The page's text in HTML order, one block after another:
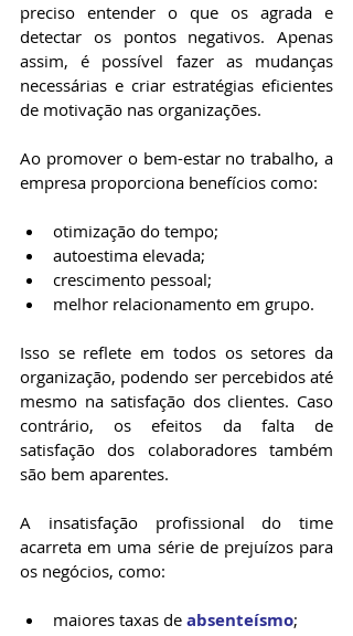
preciso entender o que os agrada e
detectar os pontos negativos. Apenas
assim, é possível fazer as mudanças
necessárias e criar estratégias eficientes
de motivação nas organizações.
Ao promover o bem-estar no trabalho, a
empresa proporciona benefícios como:
otimização do tempo;
autoestima elevada;
crescimento pessoal;
melhor relacionamento em grupo.
Isso se reflete em todos os setores da
organização, podendo ser percebidos até
mesmo na satisfação dos clientes. Caso
contrário, os efeitos da falta de
satisfação dos colaboradores também
são bem aparentes.
A insatisfação profissional do time
acarreta em uma série de prejuízos para
os negócios, como:
maiores taxas de absenteísmo;